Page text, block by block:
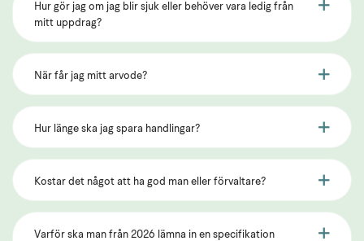
Hur gör jag om jag blir sjuk eller behöver vara ledig från
mitt uppdrag?
När får jag mitt arvode?
Hur länge ska jag spara handlingar?
Kostar det något att ha god man eller förvaltare?
Varför ska man från 2026 lämna in en specifikation